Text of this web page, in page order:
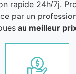
rapide 24h/7j.
par un
au meilleur